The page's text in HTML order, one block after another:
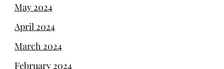
May 2024
April 2024
March 2024
February 2024